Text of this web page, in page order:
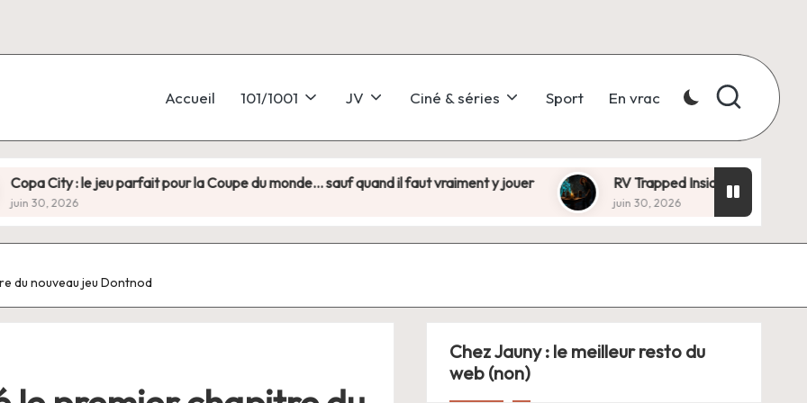
Accueil 101/1001 JV Ciné & séries Sport En vrac
jeu parfait pour la Coupe du monde… sauf quand il faut vraiment y jouer RV Trapped Inside ?, escape game with
juin 30, 2026
du nouveau jeu Dontnod
Chez Jauny : le meilleur resto du
web (non)